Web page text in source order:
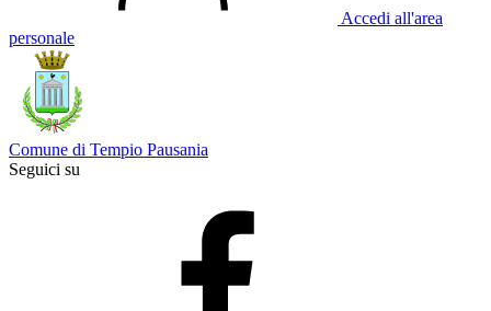
Accedi all'area
personale
Comune di Tempio Pausania
Seguici su